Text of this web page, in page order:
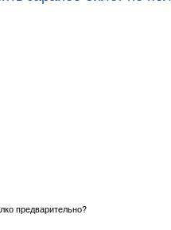
предварительно?